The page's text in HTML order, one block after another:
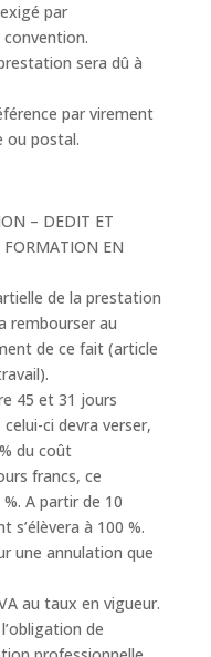
par
convention.
sera dû à
par virement
ou postal.
– DEDIT ET
EN
de la prestation
rembourser au
de ce fait (article
45 et 31 jours
ci devra verser,
du coût
francs, ce
A partir de 10
s’élèvera à 100 %.
une annulation que
au taux en vigueur.
de